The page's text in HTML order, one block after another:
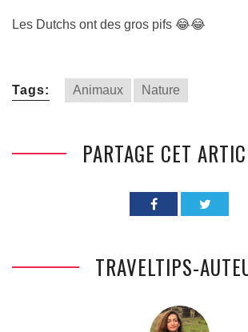
Les Dutchs ont des gros pifs 😂😂
Tags: Animaux Nature
PARTAGE CET
TRAVELTIPS-